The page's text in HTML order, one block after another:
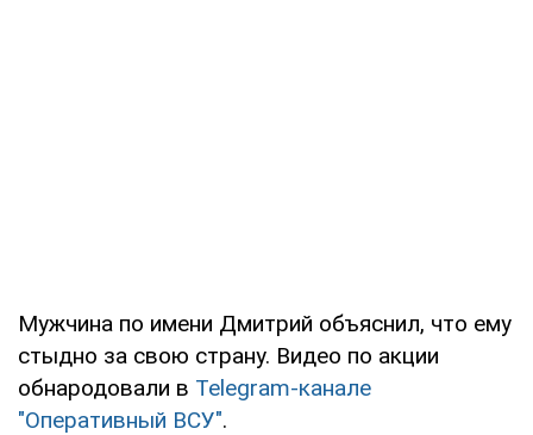
Мужчина по имени Дмитрий объяснил, что ему
стыдно за свою страну. Видео по акции
обнародовали в Telegram-канале
"Оперативный ВСУ".